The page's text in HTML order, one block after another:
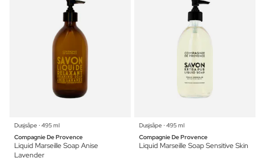
Dusjsåpe ⋅ 495 ml
Compagnie De Provence
Liquid Marseille Soap Anise
Lavender
Dusjsåpe ⋅ 495 ml
Compagnie De Provence
Liquid Marseille Soap Sensitive Skin